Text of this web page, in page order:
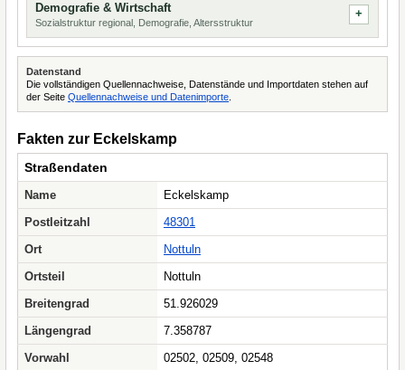
Demografie & Wirtschaft
Sozialstruktur regional, Demografie, Altersstruktur
Datenstand
Die vollständigen Quellennachweise, Datenstände und Importdaten stehen auf
der Seite Quellennachweise und Datenimporte
Fakten zur Eckelskamp
Straßendaten
Name
Eckelskamp
Postleitzahl
48301
Ort
Nottuln
Ortsteil
Nottuln
Breitengrad
51.926029
Längengrad
7.358787
Vorwahl
02502, 02509, 02548